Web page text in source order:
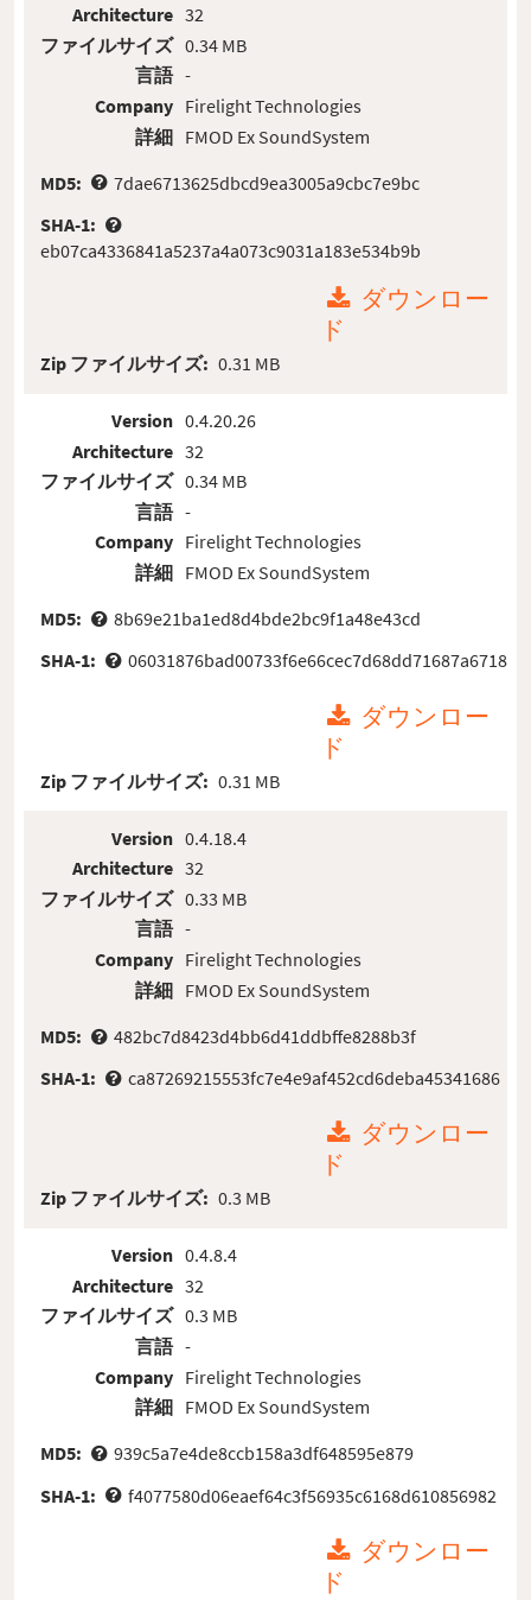
Architecture
ファイルサイズ
言語
Company
詳細
32
0.34 MB
-
Firelight Technologies
FMOD Ex SoundSystem
MD5:
7dae6713625dbcd9ea3005a9cbc7e9bc
SHA-1:
eb07ca4336841a5237a4a073c9031a183e534b9b
ダウンロー
ド
Zip ファイルサイズ: 0.31 MB
Version
Architecture
ファイルサイズ
言語
Company
詳細
0.4.20.26
32
0.34 MB
-
Firelight Technologies
FMOD Ex SoundSystem
MD5:
8b69e21ba1ed8d4bde2bc9f1a48e43cd
SHA-1:
06031876bad00733f6e66cec7d68dd71687a6718
ダウンロー
ド
Zip ファイルサイズ: 0.31 MB
Version
Architecture
ファイルサイズ
言語
Company
詳細
0.4.18.4
32
0.33 MB
-
Firelight Technologies
FMOD Ex SoundSystem
MD5:
482bc7d8423d4bb6d41ddbffe8288b3f
SHA-1:
ca87269215553fc7e4e9af452cd6deba45341686
ダウンロー
ド
Zip ファイルサイズ: 0.3 MB
Version
Architecture
ファイルサイズ
言語
Company
詳細
0.4.8.4
32
0.3 MB
-
Firelight Technologies
FMOD Ex SoundSystem
MD5:
939c5a7e4de8ccb158a3df648595e879
SHA-1:
f4077580d06eaef64c3f56935c6168d610856982
ダウンロー
ド